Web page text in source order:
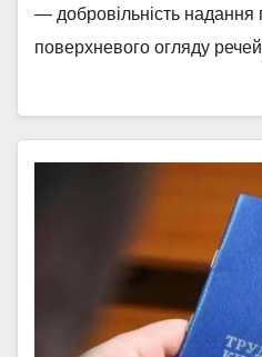
— добровільність надання
поверхневого огляду